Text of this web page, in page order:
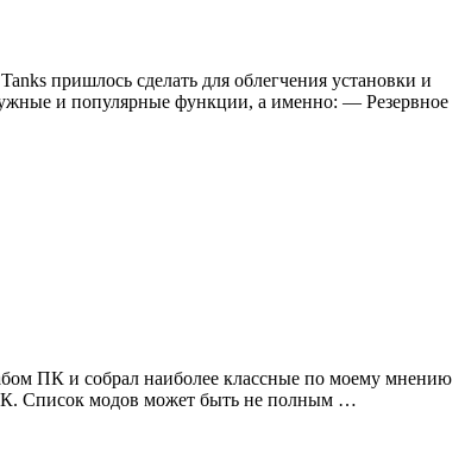
пришлось сделать для облегчения установки и
и популярные функции, а именно: — Резервное
ПК и собрал наиболее классные по моему мнению
Список модов может быть не полным …